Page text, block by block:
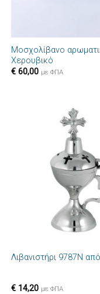
Μοσχολίβανο
Χερουβικό
€60,00 με ΦΠΑ
Λιβανιστήρι 9787N
€14,20 με ΦΠΑ